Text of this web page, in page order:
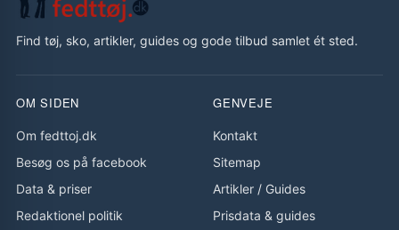
Find tøj, sko, artikler, guides og gode tilbud samlet ét sted.
OM SIDEN
Om fedttoj.dk
Besøg os på facebook
Data & priser
Redaktionel politik
GENVEJE
Kontakt
Sitemap
Artikler / Guides
Prisdata & guides